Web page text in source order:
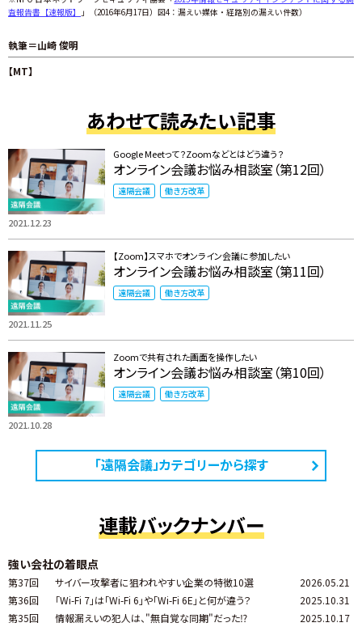
査報告書【速報版】
」（2016年6月17日）図4：漏えい媒体・経路別の漏えい件数）
執筆＝山崎 俊明
【MT】
あわせて読みたい記事
2021.12.23
Google Meetって？Zoomなどとはどう違う？
オンライン会議お悩み相談室（第12回）
遠隔会議 働き方改革
2021.11.25
【Zoom】スマホでオンライン会議に参加したい
オンライン会議お悩み相談室（第11回）
遠隔会議 働き方改革
2021.10.28
Zoomで共有された画面を操作したい
オンライン会議お悩み相談室（第10回）
遠隔会議 働き方改革
「遠隔会議」カテゴリーから探す
連載バックナンバー
強い会社の着眼点
第37回 サイバー攻撃者に狙われやすい企業の特徴10選
2026.05.21
第36回
「Wi-Fi 7」は「Wi-Fi 6」や「Wi-Fi 6E」と何が違う？
2025.10.31
第35回
情報漏えいの犯人は、"無自覚な同期"だった⁉
2025.10.17